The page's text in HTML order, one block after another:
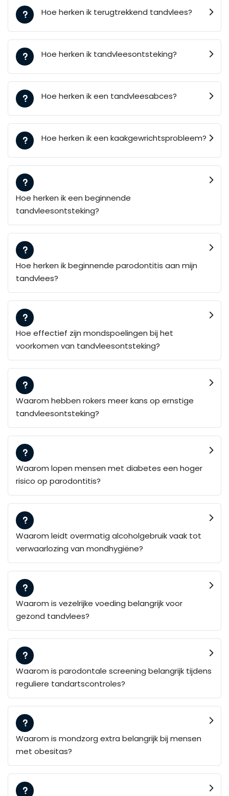
Hoe herken ik terugtrekkend tandvlees?
Hoe herken ik tandvleesontsteking?
Hoe herken ik een tandvleesabces?
Hoe herken ik een kaakgewrichtsprobleem?
Hoe herken ik een beginnende
tandvleesontsteking?
Hoe herken ik beginnende parodontitis aan mijn
tandvlees?
Hoe effectief zijn mondspoelingen bij het
voorkomen van tandvleesontsteking?
Waarom hebben rokers meer kans op ernstige
tandvleesontsteking?
Waarom lopen mensen met diabetes een hoger
risico op parodontitis?
Waarom leidt overmatig alcoholgebruik vaak tot
verwaarlozing van mondhygiëne?
Waarom is vezelrijke voeding belangrijk voor
gezond tandvlees?
Waarom is parodontale screening belangrijk tijdens
reguliere tandartscontroles?
Waarom is mondzorg extra belangrijk bij mensen
met obesitas?